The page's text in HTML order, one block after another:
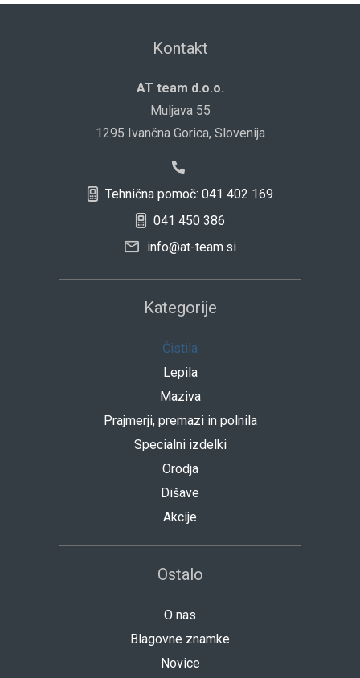
Kontakt
AT team d.o.o.
Muljava 55
1295 Ivančna Gorica, Slovenija
Tehnična pomoč: 041 402 169
041 450 386
info@at-team.si
Kategorije
Čistila
Lepila
Maziva
Prajmerji, premazi in polnila
Specialni izdelki
Orodja
Dišave
Akcije
Ostalo
O nas
Blagovne znamke
Novice